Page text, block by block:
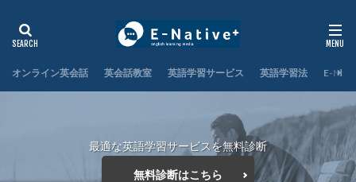
オンライン英会話 英会話教室 英語学習サービス 英語学習法 E-
最適な英語学習サービスを無料診断
無料診断はこちら